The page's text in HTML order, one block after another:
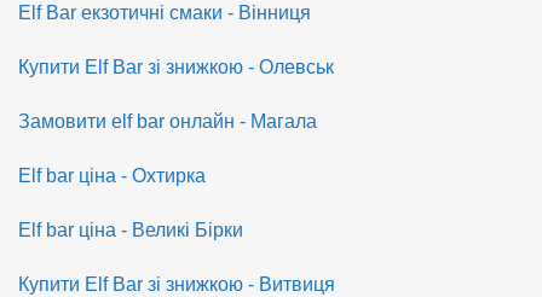
Elf Bar екзотичні смаки - Вінниця
Купити Elf Bar зі знижкою - Олевськ
Замовити elf bar онлайн - Магала
Elf bar ціна - Охтирка
Elf bar ціна - Великі Бірки
Купити Elf Bar зі знижкою - Витвиця